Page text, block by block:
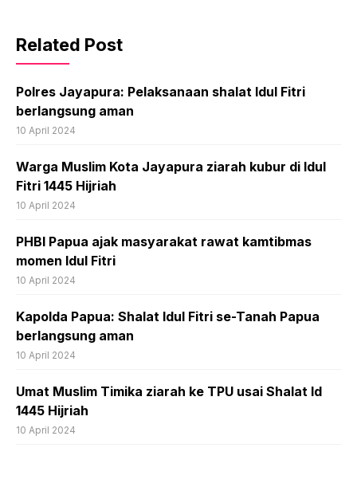
Related Post
Polres Jayapura: Pelaksanaan shalat Idul Fitri
berlangsung aman
10 April 2024
Warga Muslim Kota Jayapura ziarah kubur di Idul
Fitri 1445 Hijriah
10 April 2024
PHBI Papua ajak masyarakat rawat kamtibmas
momen Idul Fitri
10 April 2024
Kapolda Papua: Shalat Idul Fitri se-Tanah Papua
berlangsung aman
10 April 2024
Umat Muslim Timika ziarah ke TPU usai Shalat Id
1445 Hijriah
10 April 2024